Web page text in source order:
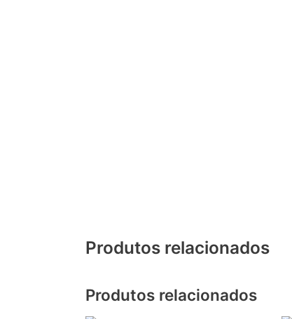
Produtos relacionados
Produtos relacionados